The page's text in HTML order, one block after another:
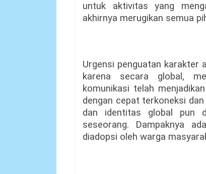
untuk aktivitas yang
akhirnya merugikan semua
Urgensi penguatan karakter
karena secara global,
komunikasi telah
dengan cepat terkoneksi
dan identitas global pun
seseorang. Dampaknya
diadopsi oleh warga